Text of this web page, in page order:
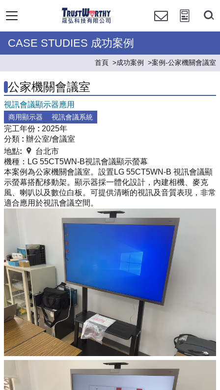
CASE STUDIES 成功案例
首頁 成功案例 案例-公家機關會議室
公家機關會議室
視訊會議顯示器應用
商用顯示器 視訊會議系統
完工年份 : 2025年
分類 : 辦公室/會議室
地點:
台北市
機種： LG 55CT5WN-B視訊會議顯示螢幕
本案例為公家機關會議室。設置LG 55CT5WN-B 視訊會議顯
示螢幕搭配移動架。顯示器採一體化設計，內建相機、麥克
風、喇叭以及數位白板。可提供清晰的視訊及音質表現，非常
適合應用於視訊會議空間。